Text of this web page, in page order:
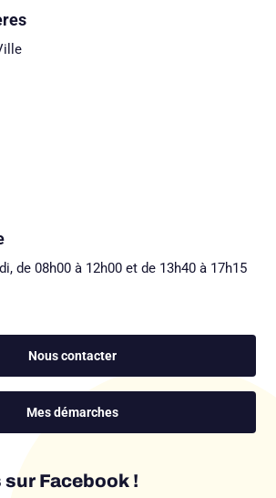
de 08h00 à 12h00 et de 13h40 à 17h15
Nous contacter
Mes démarches
Facebook !